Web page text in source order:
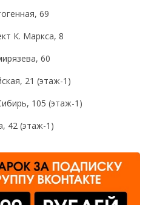
69
К. Маркса, 8
60
21 (этаж-1)
105 (этаж-1)
42 (этаж-1)